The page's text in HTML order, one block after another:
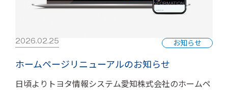
2026.02.25 お知らせ
ホームページリニューアルのお知らせ
日頃よりトヨタ情報システム愛知株式会社のホームペ